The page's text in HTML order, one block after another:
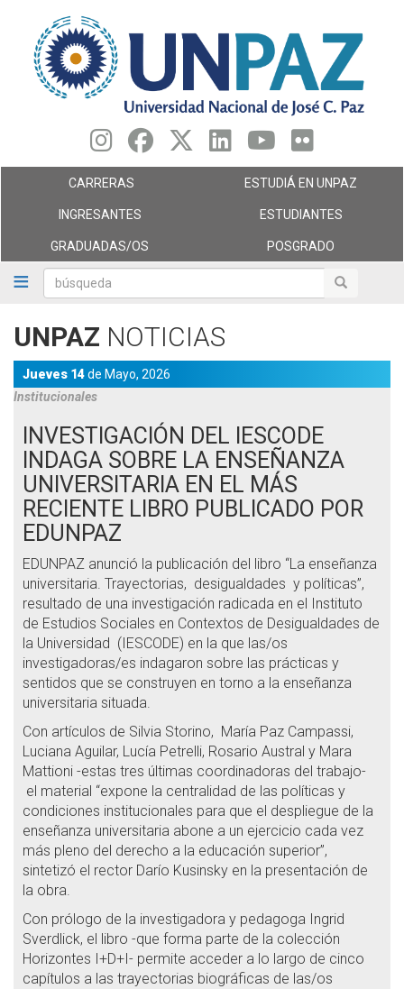
contenido
principal
búsqueda búsqueda
CARRERAS ESTUDIÁ EN UNPAZ
INGRESANTES ESTUDIANTES
GRADUADAS/OS POSGRADO
UNPAZ NOTICIAS
Jueves 14de Mayo, 2026
Institucionales
INVESTIGACIÓN DEL IESCODE
INDAGA SOBRE LA ENSEÑANZA
UNIVERSITARIA EN EL MÁS
RECIENTE LIBRO PUBLICADO POR
EDUNPAZ
EDUNPAZ anunció la publicación del libro “La enseñanza
universitaria. Trayectorias, desigualdades y políticas”,
resultado de una investigación radicada en el Instituto
de Estudios Sociales en Contextos de Desigualdades de
la Universidad (IESCODE) en la que las/os
investigadoras/es indagaron sobre las prácticas y
sentidos que se construyen en torno a la enseñanza
universitaria situada.
Con artículos de Silvia Storino, María Paz Campassi,
Luciana Aguilar, Lucía Petrelli, Rosario Austral y Mara
Mattioni -estas tres últimas coordinadoras del trabajo-
el material “expone la centralidad de las políticas y
condiciones institucionales para que el despliegue de la
enseñanza universitaria abone a un ejercicio cada vez
más pleno del derecho a la educación superior”,
sintetizó el rector Darío Kusinsky en la presentación de
la obra.
Con prólogo de la investigadora y pedagoga Ingrid
Sverdlick, el libro -que forma parte de la colección
Horizontes I+D+I- permite acceder a lo largo de cinco
capítulos a las trayectorias biográficas de las/os